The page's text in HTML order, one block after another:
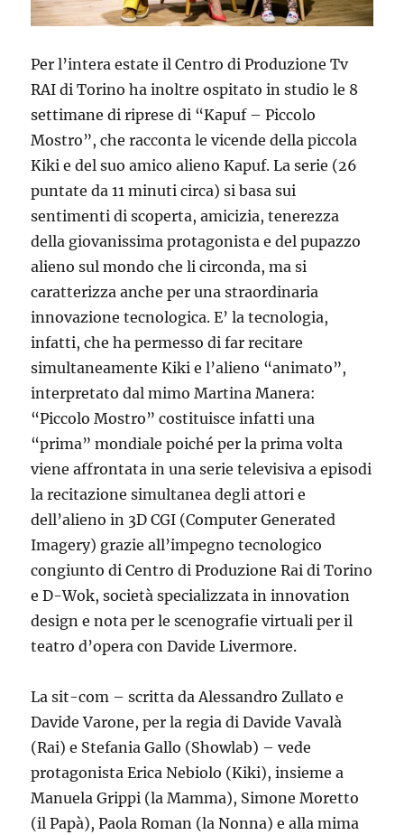
Per l’intera estate il Centro di Produzione Tv
RAI di Torino ha inoltre ospitato in studio le 8
settimane di riprese di “Kapuf – Piccolo
Mostro”, che racconta le vicende della piccola
Kiki e del suo amico alieno Kapuf. La serie (26
puntate da 11 minuti circa) si basa sui
sentimenti di scoperta, amicizia, tenerezza
della giovanissima protagonista e del pupazzo
alieno sul mondo che li circonda, ma si
caratterizza anche per una straordinaria
innovazione tecnologica. E’ la tecnologia,
infatti, che ha permesso di far recitare
simultaneamente Kiki e l’alieno “animato”,
interpretato dal mimo Martina Manera:
“Piccolo Mostro” costituisce infatti una
“prima” mondiale poiché per la prima volta
viene affrontata in una serie televisiva a episodi
la recitazione simultanea degli attori e
dell’alieno in 3D CGI (Computer Generated
Imagery) grazie all’impegno tecnologico
congiunto di Centro di Produzione Rai di Torino
e D-Wok, società specializzata in innovation
design e nota per le scenografie virtuali per il
teatro d’opera con Davide Livermore.
La sit-com – scritta da Alessandro Zullato e
Davide Varone, per la regia di Davide Vavalà
(Rai) e Stefania Gallo (Showlab) – vede
protagonista Erica Nebiolo (Kiki), insieme a
Manuela Grippi (la Mamma), Simone Moretto
(il Papà), Paola Roman (la Nonna) e alla mima